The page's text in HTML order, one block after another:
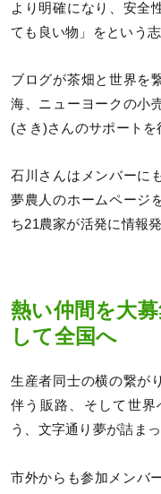
より明確になり、安全
ても良い物」をという
ブログが茶畑と世界を
海、ニューヨークの小
(さき)さんのサポートを
石川さんはメンバーに
夢農人のホームページ
ち21農家が活発に情報
熱い仲間を大
して全国へ
生産者同士の横の繋が
伴う販路、そして世
う、文字通り夢が詰ま
市外からも参加メンバ